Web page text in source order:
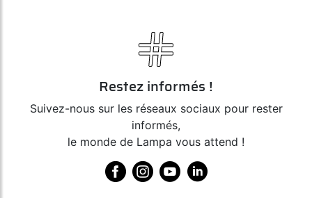
Restez informés !
Suivez-nous sur les réseaux sociaux pour rester
informés,
le monde de Lampa vous attend !